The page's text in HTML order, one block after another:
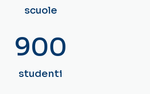
scuole
900
studenti